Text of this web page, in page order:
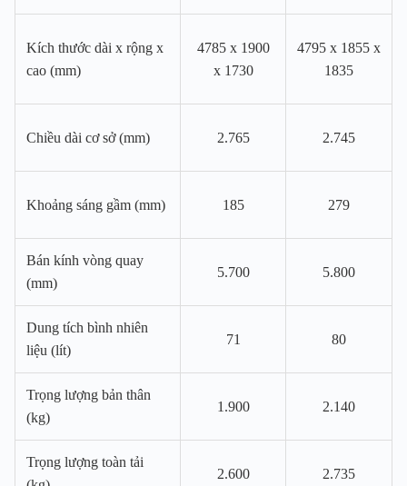
Kích thước dài x rộng x
cao (mm)
4785 x 1900
x 1730
4795 x 1855 x
1835
Chiều dài cơ sở (mm) 2.765 2.745
Khoảng sáng gầm (mm) 185 279
Bán kính vòng quay
(mm)
5.700 5.800
Dung tích bình nhiên
liệu (lít)
71 80
Trọng lượng bản thân
(kg)
1.900 2.140
Trọng lượng toàn tải
2.600 2.735